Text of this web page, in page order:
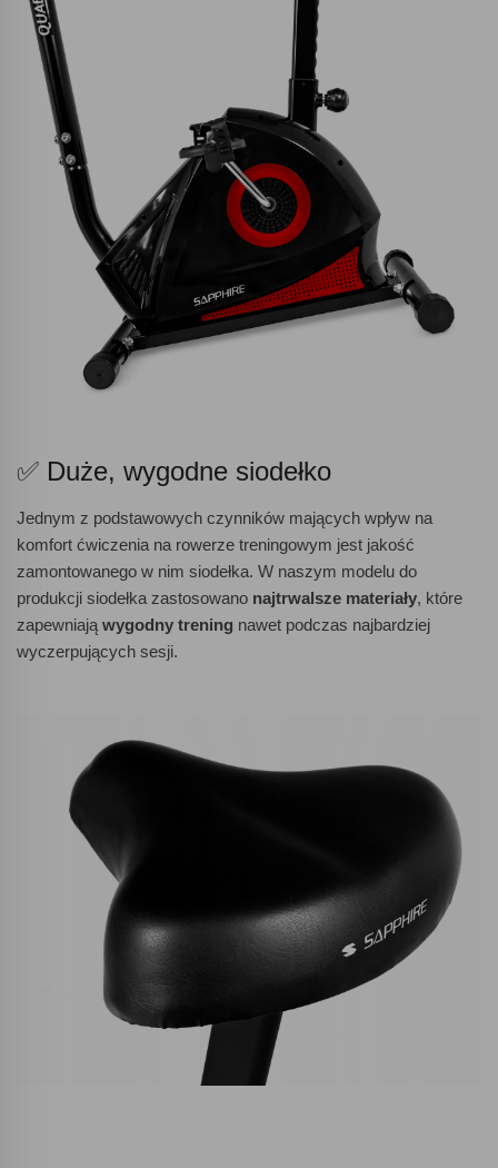
✅ Duże, wygodne siodełko
Jednym z podstawowych czynników mających wpływ na
komfort ćwiczenia na rowerze treningowym jest jakość
zamontowanego w nim siodełka. W naszym modelu do
produkcji siodełka zastosowano najtrwalsze materiały, które
zapewniają wygodny trening nawet podczas najbardziej
wyczerpujących sesji.